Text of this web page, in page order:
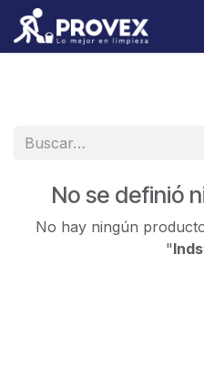
Ir al contenido
No se definió
No hay ningún
"